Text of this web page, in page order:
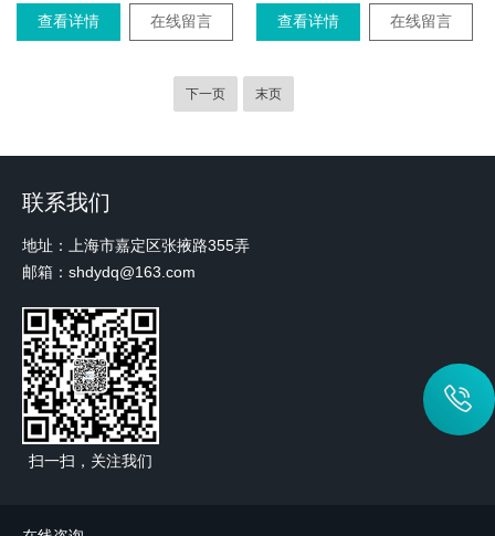
查看详情 在线留言 查看详情 在线留言
下一页 末页
联系我们
地址：上海市嘉定区张掖路355弄
邮箱：shdydq@163.com
扫一扫，关注我们